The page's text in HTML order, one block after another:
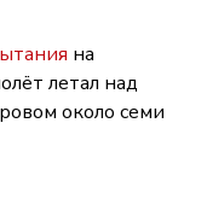
на
летал над
около семи